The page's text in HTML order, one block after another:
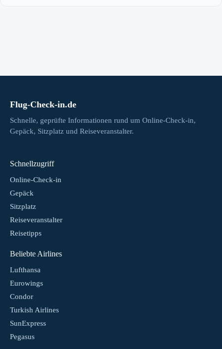
Flug-Check-in.de
Schnelle, geprüfte Informationen rund um Online-Check-in,
Gepäck, Sitzplatz und Reiseveranstalter.
Schnellzugriff
Online-Check-in
Gepäck
Sitzplatz
Reiseveranstalter
Reisetipps
Beliebte Airlines
Lufthansa
Eurowings
Condor
Turkish Airlines
SunExpress
Pegasus